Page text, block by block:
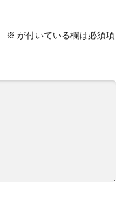
※ が付いている欄は必須項